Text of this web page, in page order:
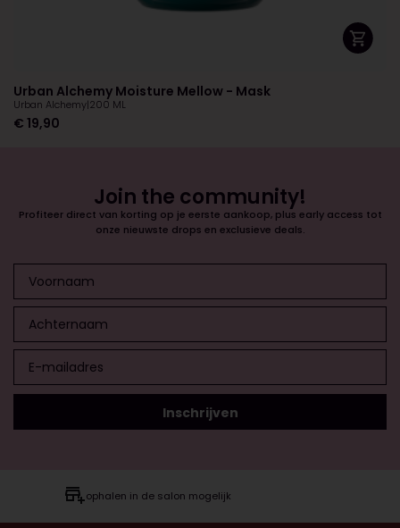
Urban Alchemy Moisture Mellow - Mask
Urban Alchemy|200 ML
€ 19,90
Join the community!
Profiteer direct van korting op je eerste aankoop, plus early access tot
onze nieuwste drops en exclusieve deals.
ophalen in de salon mogelijk